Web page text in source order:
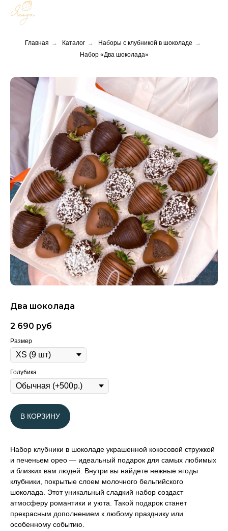
Главная → Каталог → Наборы с клубникой в шоколаде →
Набор «Два шоколада»
Два шоколада
2 690 руб
Размер
Голубика
В КОРЗИНУ
Набор клубники в шоколаде украшенной кокосовой стружкой
и печеньем орео — идеальный подарок для самых любимых
и близких вам людей. Внутри вы найдете нежные ягоды
клубники, покрытые слоем молочного бельгийского
шоколада. Этот уникальный сладкий набор создаст
атмосферу романтики и уюта. Такой подарок станет
прекрасным дополнением к любому празднику или
особенному событию.